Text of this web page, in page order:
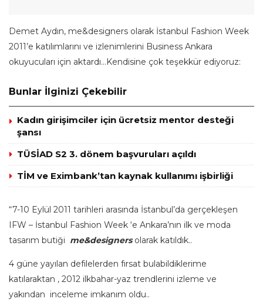
Demet Aydın, me&designers olarak İstanbul Fashion Week
2011’e katılımlarını ve izlenimlerini Business Ankara
okuyucuları için aktardı…Kendisine çok teşekkür ediyoruz:
Bunlar İlginizi Çekebilir
Kadın girişimciler için ücretsiz mentor desteği
şansı
TÜSİAD S2 3. dönem başvuruları açıldı
TİM ve Eximbank’tan kaynak kullanımı işbirliği
“7-10 Eylül 2011 tarihleri arasında İstanbul’da gerçekleşen
IFW – İstanbul Fashion Week ‘e Ankara’nın ilk ve moda
tasarım butiği me&designersolarak katıldık..
4 güne yayılan defilelerden fırsat bulabildiklerime
katılaraktan , 2012 ilkbahar-yaz trendlerini izleme ve
yakından inceleme imkanım oldu..